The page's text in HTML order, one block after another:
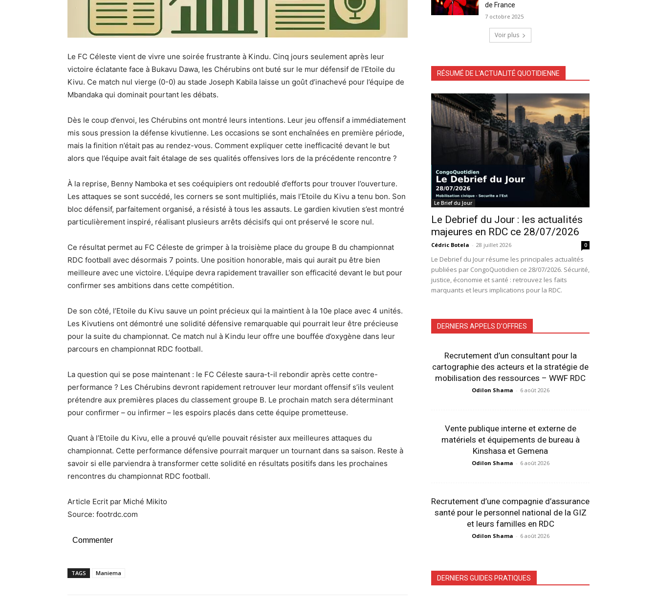
Le FC Céleste vient de vivre une soirée frustrante à Kindu. Cinq jours seulement après leur
victoire éclatante face à Bukavu Dawa, les Chérubins ont buté sur le mur défensif de l’Etoile du
Kivu. Ce match nul vierge (0-0) au stade Joseph Kabila laisse un goût d’inachevé pour l’équipe de
Mbandaka qui dominait pourtant les débats.
Dès le coup d’envoi, les Chérubins ont montré leurs intentions. Leur jeu offensif a immédiatement
mis sous pression la défense kivutienne. Les occasions se sont enchaînées en première période,
mais la finition n’était pas au rendez-vous. Comment expliquer cette inefficacité devant le but
alors que l’équipe avait fait étalage de ses qualités offensives lors de la précédente rencontre ?
À la reprise, Benny Namboka et ses coéquipiers ont redoublé d’efforts pour trouver l’ouverture.
Les attaques se sont succédé, les corners se sont multipliés, mais l’Etoile du Kivu a tenu bon. Son
bloc défensif, parfaitement organisé, a résisté à tous les assauts. Le gardien kivutien s’est montré
particulièrement inspiré, réalisant plusieurs arrêts décisifs qui ont préservé le score nul.
Ce résultat permet au FC Céleste de grimper à la troisième place du groupe B du championnat
RDC football avec désormais 7 points. Une position honorable, mais qui aurait pu être bien
meilleure avec une victoire. L’équipe devra rapidement travailler son efficacité devant le but pour
confirmer ses ambitions dans cette compétition.
De son côté, l’Etoile du Kivu sauve un point précieux qui la maintient à la 10e place avec 4 unités.
Les Kivutiens ont démontré une solidité défensive remarquable qui pourrait leur être précieuse
pour la suite du championnat. Ce match nul à Kindu leur offre une bouffée d’oxygène dans leur
parcours en championnat RDC football.
La question qui se pose maintenant : le FC Céleste saura-t-il rebondir après cette contre-
performance ? Les Chérubins devront rapidement retrouver leur mordant offensif s’ils veulent
prétendre aux premières places du classement groupe B. Le prochain match sera déterminant
pour confirmer – ou infirmer – les espoirs placés dans cette équipe prometteuse.
Quant à l’Etoile du Kivu, elle a prouvé qu’elle pouvait résister aux meilleures attaques du
championnat. Cette performance défensive pourrait marquer un tournant dans sa saison. Reste à
savoir si elle parviendra à transformer cette solidité en résultats positifs dans les prochaines
rencontres du championnat RDC football.
Article Ecrit par Miché Mikito
Source: footrdc.com
Commenter
TAGS Maniema
de France
7 octobre 2025
Voir plus
RÉSUMÉ DE L'ACTUALITÉ QUOTIDIENNE
Le Brief du Jour
Le Debrief du Jour : les actualités
majeures en RDC ce 28/07/2026
Cédric Botela - 28 juillet 2026 0
Le Debrief du Jour résume les principales actualités
publiées par CongoQuotidien ce 28/07/2026. Sécurité,
justice, économie et santé : retrouvez les faits
marquants et leurs implications pour la RDC.
DERNIERS APPELS D'OFFRES
Recrutement d’un consultant pour la
cartographie des acteurs et la stratégie de
mobilisation des ressources – WWF RDC
Odilon Shama - 6 août 2026
Vente publique interne et externe de
matériels et équipements de bureau à
Kinshasa et Gemena
Odilon Shama - 6 août 2026
Recrutement d’une compagnie d’assurance
santé pour le personnel national de la GIZ
et leurs familles en RDC
Odilon Shama - 6 août 2026
DERNIERS GUIDES PRATIQUES